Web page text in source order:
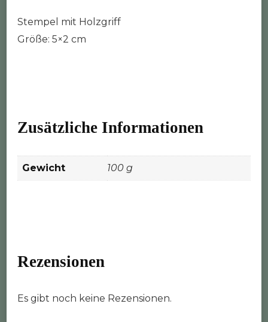
Stempel mit Holzgriff
Größe: 5×2 cm
Zusätzliche Informationen
Gewicht 100 g
Rezensionen
Es gibt noch keine Rezensionen.